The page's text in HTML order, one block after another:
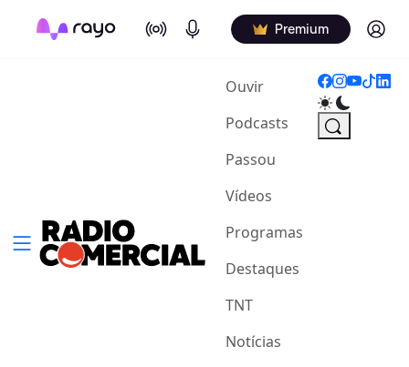
On Air Podcasts Premium Log in
Ouvir(current)
Podcasts
Passou
Vídeos
Programas
Destaques
TNT
Notícias